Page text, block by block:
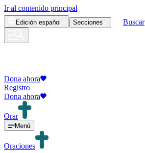
Ir al contenido principal
Edición español Secciones Buscar
Dona ahora
Registro
Dona ahora
Orar
Menú
Oraciones